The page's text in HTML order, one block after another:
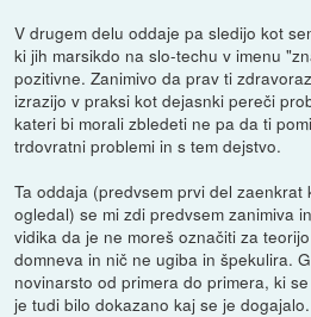
V drugem delu oddaje pa sledijo kot
ki jih marsikdo na slo-techu v imenu
pozitivne. Zanimivo da prav ti
izrazijo v praksi kot dejasnki pereči
kateri bi morali zbledeti ne pa da ti
trdovratni problemi in s tem dejstvo.
Ta oddaja (predvsem prvi del zaenkrat
ogledal) se mi zdi predvsem zanimiva
vidika da je ne moreš označiti za
domneva in nič ne ugiba in špekulira.
novinarsto od primera do primera, ki
je tudi bilo dokazano kaj se je dogajalo.